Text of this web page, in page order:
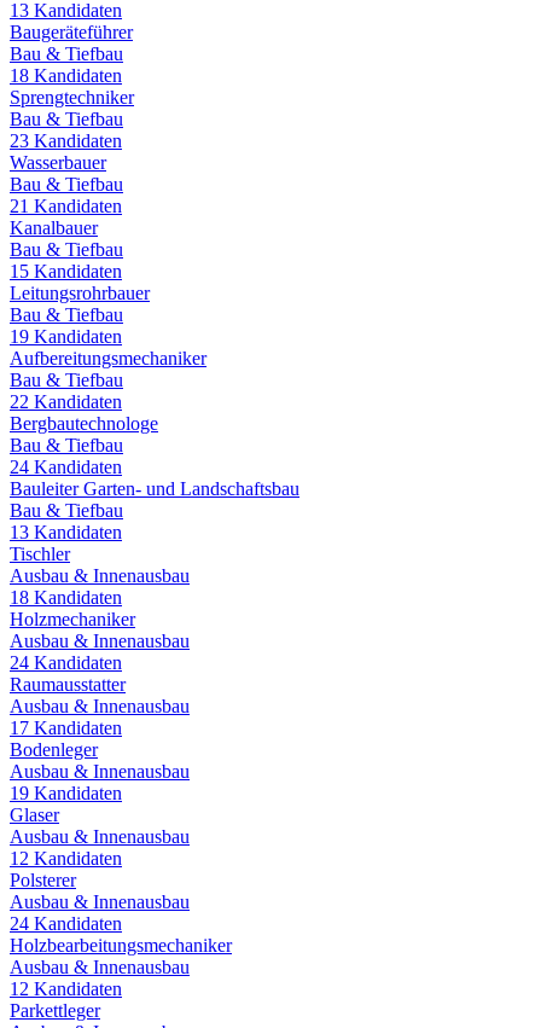
13 Kandidaten
Baugeräteführer
Bau & Tiefbau
18 Kandidaten
Sprengtechniker
Bau & Tiefbau
23 Kandidaten
Wasserbauer
Bau & Tiefbau
21 Kandidaten
Kanalbauer
Bau & Tiefbau
15 Kandidaten
Leitungsrohrbauer
Bau & Tiefbau
19 Kandidaten
Aufbereitungsmechaniker
Bau & Tiefbau
22 Kandidaten
Bergbautechnologe
Bau & Tiefbau
24 Kandidaten
Bauleiter Garten- und Landschaftsbau
Bau & Tiefbau
13 Kandidaten
Tischler
Ausbau & Innenausbau
18 Kandidaten
Holzmechaniker
Ausbau & Innenausbau
24 Kandidaten
Raumausstatter
Ausbau & Innenausbau
17 Kandidaten
Bodenleger
Ausbau & Innenausbau
19 Kandidaten
Glaser
Ausbau & Innenausbau
12 Kandidaten
Polsterer
Ausbau & Innenausbau
24 Kandidaten
Holzbearbeitungsmechaniker
Ausbau & Innenausbau
12 Kandidaten
Parkettleger